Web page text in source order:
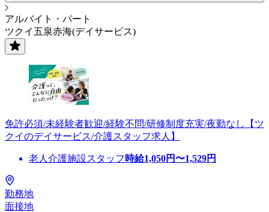
アルバイト・パート
ツクイ五泉赤海(デイサービス)
免許必須/未経験者歓迎/経験不問/研修制度充実/夜勤なし【ツ
クイのデイサービス/介護スタッフ求人】
老人介護施設スタッフ 時給1,050円〜1,529円
勤務地
面接地